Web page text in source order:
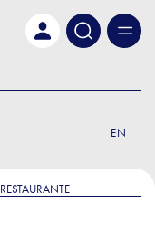
EN
RESTAURANTE